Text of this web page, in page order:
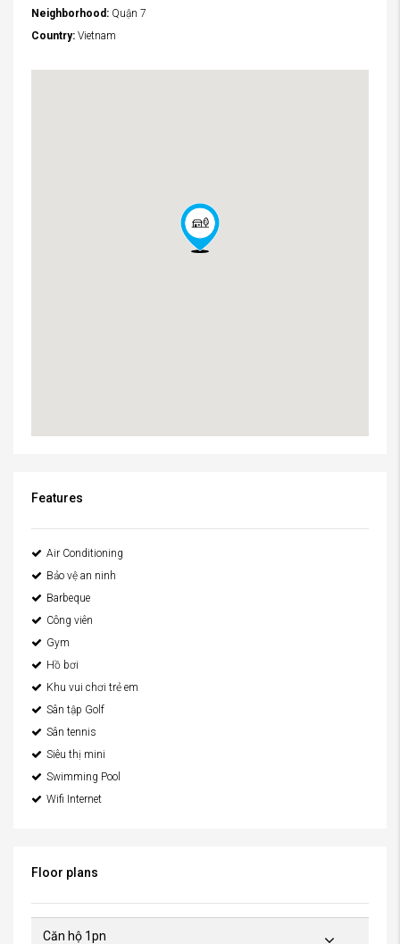
Neighborhood: Quận 7
Country: Vietnam
Features
Air Conditioning
Bảo vệ an ninh
Barbeque
Công viên
Gym
Hồ bơi
Khu vui chơi trẻ em
Sân tập Golf
Sân tennis
Siêu thị mini
Swimming Pool
Wifi Internet
Floor plans
Căn hộ 1pn